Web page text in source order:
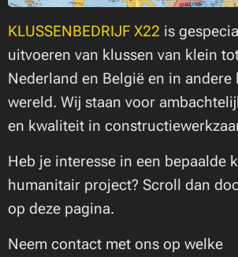
KLUSSENBEDRIJF X22 is
uitvoeren van klussen van klein
Nederland en België en in andere
wereld. Wij staan voor
en kwaliteit in
Heb je interesse in een bepaalde
humanitair project? Scroll dan
op deze pagina.
Neem contact met ons op welke